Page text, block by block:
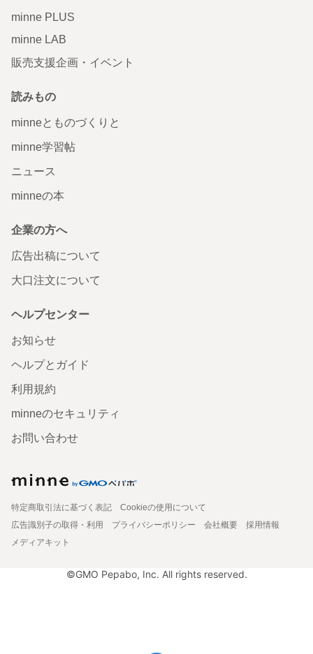
minne PLUS
minne LAB
販売支援企画・イベント
読みもの
minneとものづくりと
minne学習帖
ニュース
minneの本
企業の方へ
広告出稿について
大口注文について
ヘルプセンター
お知らせ
ヘルプとガイド
利用規約
minneのセキュリティ
お問い合わせ
特定商取引法に基づく表記
Cookieの使用について
広告識別子の取得・利用
プライバシーポリシー 会社概要
採用情報
メディアキット
©GMO Pepabo, Inc. All rights reserved.